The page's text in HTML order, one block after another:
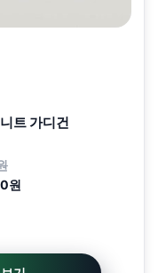
트 가디건
원